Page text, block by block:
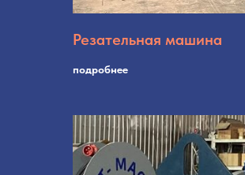
Резательная машина
подробнее